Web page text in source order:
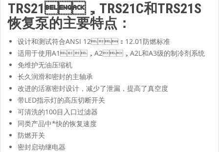
TRS21，TRS21C和TRS21S
恢复泵的主要特点：
设计和测试符合ANSI 12：12.01防燃标准
适用于使用A1，A2，A2L和A3级的制冷剂系统
免维护无油压缩机
长久润滑和密封的主轴承
改进的活塞密封设计，减少了泄漏，提高了真空度
带LED指示灯的高压切断开关
可清洗的100目入口过滤器
同类产品中*快的恢复速度
防燃开关
密封启动继电器